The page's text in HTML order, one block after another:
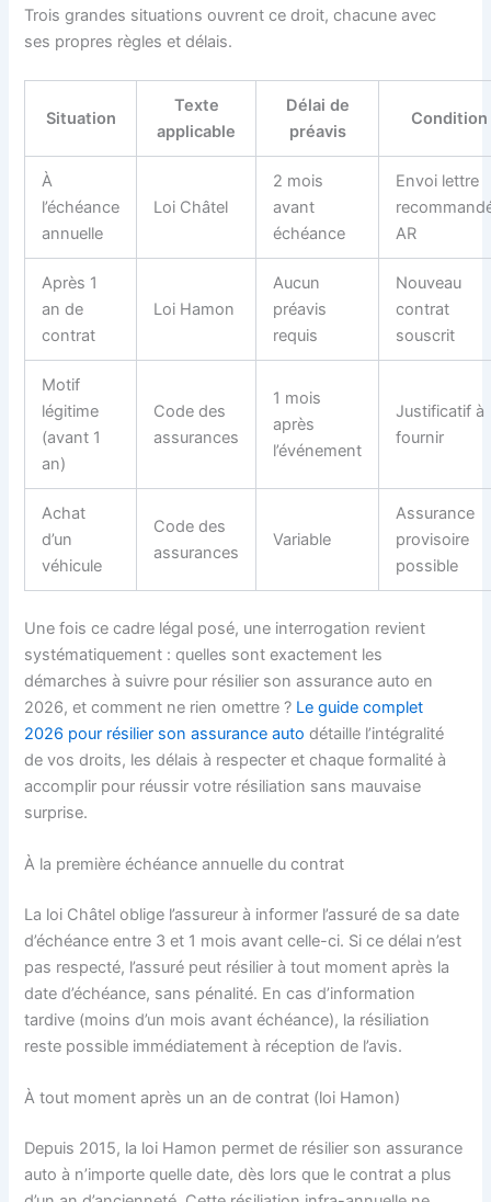
Trois grandes situations ouvrent ce droit, chacune avec
ses propres règles et délais.
Situation
Texte
applicable
Délai de
préavis
Condition
À
l’échéance
annuelle
Loi Châtel
2 mois
avant
échéance
Envoi lettre
AR
Après 1
an de
contrat
Loi Hamon
Aucun
préavis
requis
Nouveau
contrat
souscrit
Motif
légitime
(avant 1
an)
Code des
assurances
1 mois
après
l’événement
Justificatif à
fournir
Achat
d’un
véhicule
Code des
assurances
Variable
Assurance
provisoire
possible
Une fois ce cadre légal posé, une interrogation revient
systématiquement : quelles sont exactement les
démarches à suivre pour résilier son assurance auto en
2026, et comment ne rien omettre ? Le guide complet
2026 pour résilier son assurance auto détaille l’intégralité
de vos droits, les délais à respecter et chaque formalité à
accomplir pour réussir votre résiliation sans mauvaise
surprise.
À la première échéance annuelle du contrat
La loi Châtel oblige l’assureur à informer l’assuré de sa date
d’échéance entre 3 et 1 mois avant celle-ci. Si ce délai n’est
pas respecté, l’assuré peut résilier à tout moment après la
date d’échéance, sans pénalité. En cas d’information
tardive (moins d’un mois avant échéance), la résiliation
reste possible immédiatement à réception de l’avis.
À tout moment après un an de contrat (loi Hamon)
Depuis 2015, la loi Hamon permet de résilier son assurance
auto à n’importe quelle date, dès lors que le contrat a plus